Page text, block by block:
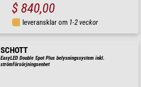
$ 840,00
leveransklar om 1-2 veckor
SCHOTT
EasyLED Double Spot Plus belysningssystem inkl.
strömförsörjningsenhet